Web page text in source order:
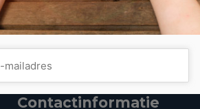
Contactinformatie